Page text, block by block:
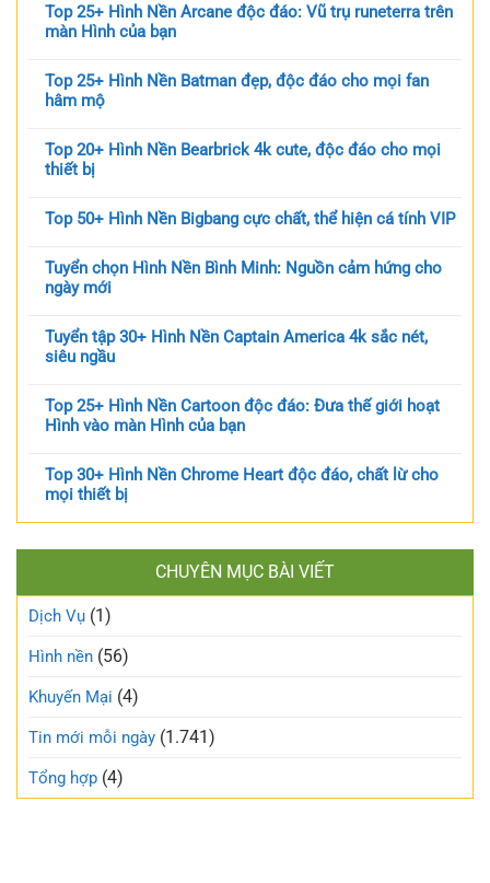
Top 25+ Hình Nền Arcane độc đáo: Vũ trụ runeterra trên
màn Hình của bạn
Top 25+ Hình Nền Batman đẹp, độc đáo cho mọi fan
hâm mộ
Top 20+ Hình Nền Bearbrick 4k cute, độc đáo cho mọi
thiết bị
Top 50+ Hình Nền Bigbang cực chất, thể hiện cá tính VIP
Tuyển chọn Hình Nền Bình Minh: Nguồn cảm hứng cho
ngày mới
Tuyển tập 30+ Hình Nền Captain America 4k sắc nét,
siêu ngầu
Top 25+ Hình Nền Cartoon độc đáo: Đưa thế giới hoạt
Hình vào màn Hình của bạn
Top 30+ Hình Nền Chrome Heart độc đáo, chất lừ cho
mọi thiết bị
CHUYÊN MỤC BÀI VIẾT
Dịch Vụ (1)
Hình nền (56)
Khuyến Mại (4)
Tin mới mỗi ngày (1.741)
Tổng hợp (4)